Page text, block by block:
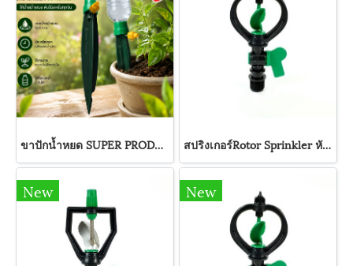
ขาปักน้ำหยด SUPER PRODUCTS สปริงเกอร์Rotor Sprinkler หัวสปริงเกลอร์ พร้อมวาล์ว รุ่น SMV-1 Super Products
New New